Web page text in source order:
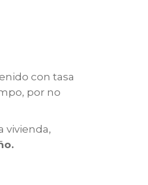
con tasa
por no
vivienda,